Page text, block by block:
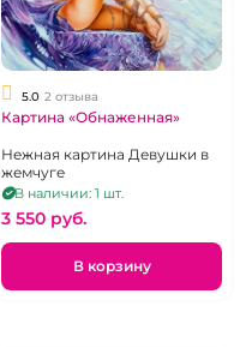
5.0 2 отзыва
Картина «Обнаженная»
Нежная картина Девушки в
жемчуге
В наличии: 1 шт.
3 550 pуб.
В корзину